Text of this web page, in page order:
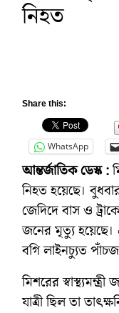
নিহত
Share this:
WhatsApp
আন্তর্জাতিক ডেস্ক :
নিহত হয়েছে।
জেদিদে বাস ও
জনের মৃত্যু হয়েছে।
বগি লাইনচ্যুত
মিশরের
যাত্রী ছিল তা